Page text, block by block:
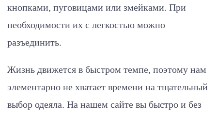
кнопками, пуговицами или змейками. При
необходимости их с легкостью можно
разъединить.
Жизнь движется в быстром темпе, поэтому нам
элементарно не хватает времени на тщательный
выбор одеяла. На нашем сайте вы быстро и без